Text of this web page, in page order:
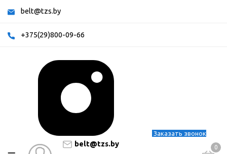
belt@tzs.by
+375(29)800-09-66
Заказать звонок
belt@tzs.by 0